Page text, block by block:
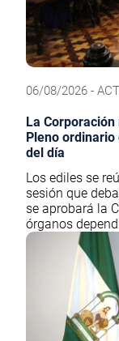
06/08/2026 -
La
Pleno ordinario
del día
Los ediles se
sesión que
se aprobará la
órganos